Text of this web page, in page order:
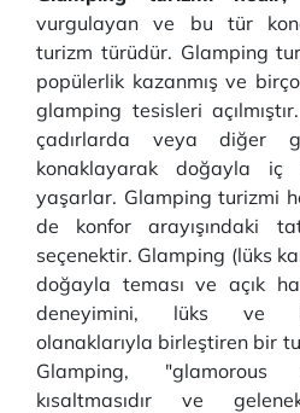
vurgulayan ve bu tür
turizm türüdür. Glamping
popülerlik kazanmış ve
glamping tesisleri
çadırlarda veya diğer
konaklayarak doğayla iç
yaşarlar. Glamping turizmi
de konfor arayışındaki
seçenektir. Glamping (lüks
doğayla teması ve açık
deneyimini, lüks ve
olanaklarıyla birleştiren bir
Glamping, "glamorous
kısaltmasıdır ve